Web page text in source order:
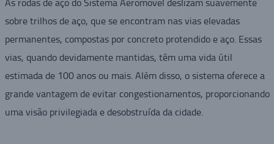
sobre trilhos de aço, que se encontram nas vias elevadas
permanentes, compostas por concreto protendido e aço. Essas
vias, quando devidamente mantidas, têm uma vida útil
estimada de 100 anos ou mais. Além disso, o sistema oferece a
grande vantagem de evitar congestionamentos, proporcionando
uma visão privilegiada e desobstruída da cidade.